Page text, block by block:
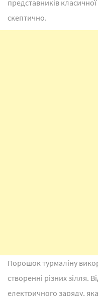
представників
скептично.
Порошок турмаліну
створенні різних зілля.
електричного заряду,